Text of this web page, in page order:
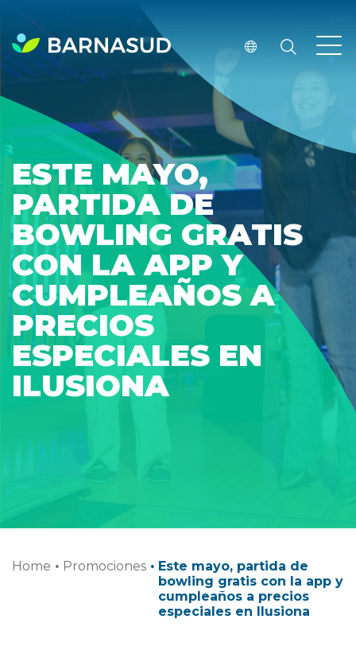
ESTE MAYO,
PARTIDA DE
BOWLING GRATIS
CON LA APP Y
CUMPLEAÑOS A
PRECIOS
ESPECIALES EN
ILUSIONA
Home · Promociones · Este mayo, partida de
bowling gratis con la app y
cumpleaños a precios
especiales en Ilusiona